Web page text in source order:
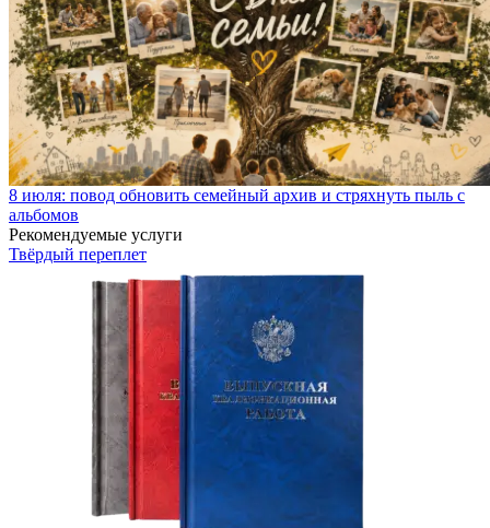
8 июля: повод обновить семейный архив и стряхнуть пыль с
альбомов
Рекомендуемые услуги
Твёрдый переплет